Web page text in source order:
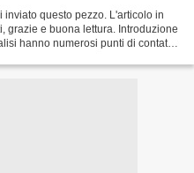
questo pezzo. L'articolo in
grazie e buona lettura. Introduzione
hanno numerosi punti di contatto,